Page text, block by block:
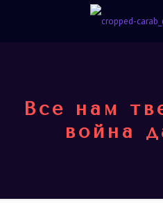
Все нам
война